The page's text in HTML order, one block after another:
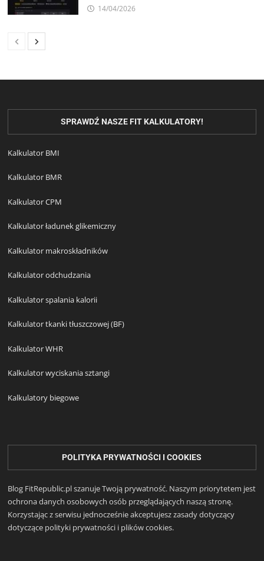
14/04/2026
SPRAWDŹ NASZE FIT KALKULATORY!
Kalkulator BMI
Kalkulator BMR
Kalkulator CPM
Kalkulator ładunek glikemiczny
Kalkulator makroskładników
Kalkulator odchudzania
Kalkulator spalania kalorii
Kalkulator tkanki tłuszczowej (BF)
Kalkulator WHR
Kalkulator wyciskania sztangi
Kalkulatory biegowe
POLITYKA PRYWATNOŚCI I COOKIES
Blog FitRepublic.pl szanuje Twoją prywatność. Naszym priorytetem jest
ochrona danych osobowych osób przeglądających naszą stronę.
Korzystając z serwisu jednocześnie akceptujesz zasady dotyczący
dotyczące polityki prywatności i plików cookies.